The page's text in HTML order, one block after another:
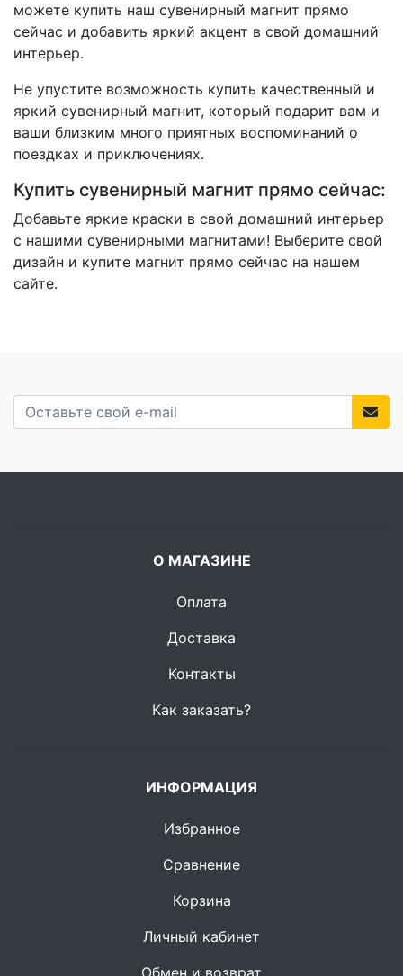
можете купить наш сувенирный магнит прямо
сейчас и добавить яркий акцент в свой домашний
интерьер.
Не упустите возможность купить качественный и
яркий сувенирный магнит, который подарит вам и
ваши близким много приятных воспоминаний о
поездках и приключениях.
Купить сувенирный магнит прямо сейчас:
Добавьте яркие краски в свой домашний интерьер
с нашими сувенирными магнитами! Выберите свой
дизайн и купите магнит прямо сейчас на нашем
сайте.
О МАГАЗИНЕ
Оплата
Доставка
Контакты
Как заказать?
ИНФОРМАЦИЯ
Избранное
Сравнение
Корзина
Личный кабинет